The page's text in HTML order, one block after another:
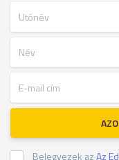
Belegyezek azAz